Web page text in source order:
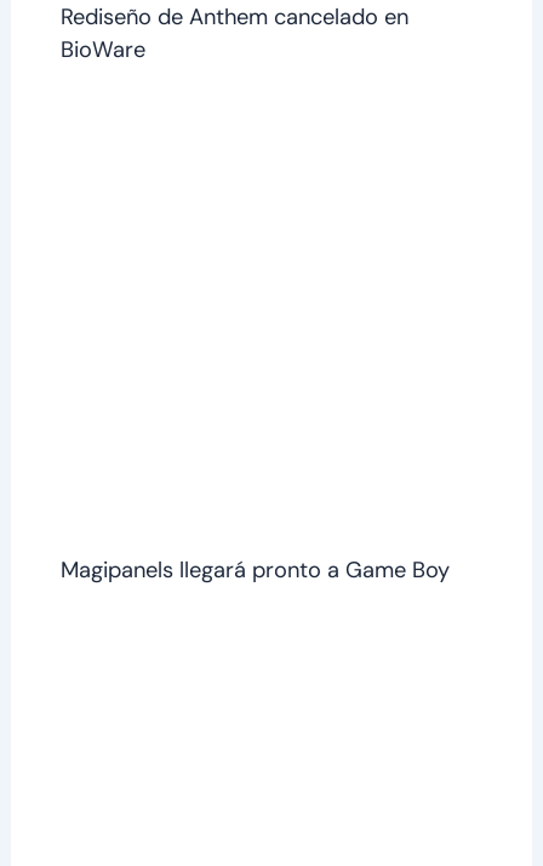
Rediseño de Anthem cancelado en
BioWare
Magipanels llegará pronto a Game Boy